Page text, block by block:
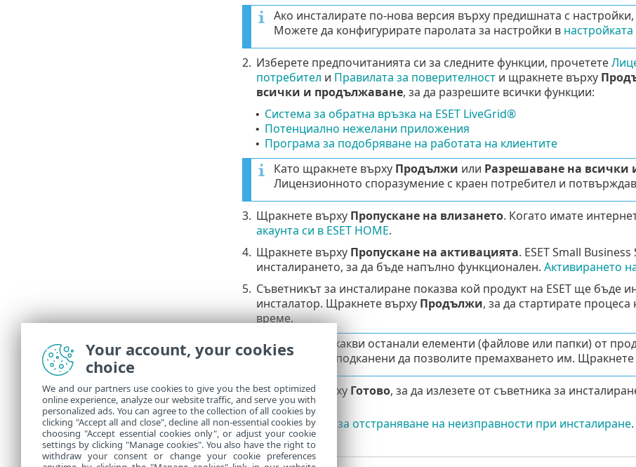
Ако инсталирате по-нова версия върху предишната с
Можете да конфигурирате паролата за настройки в
2. Изберете предпочитанията си за следните функции, прочетете
потребител и Правилата за поверителности щракнете върху
всички и продължаване, за да разрешите всички функции:
• Система за обратна връзка на ESET LiveGrid®
• Потенциално нежелани приложения
• Програма за подобряване на работата на клиентите
Като щракнете върху Продължи или Разрешаване на всички
Лицензионното споразумение с краен потребител и
3. Щракнете върху Пропускане на влизането. Когато имате
акаунта си в ESET HOME.
4. Щракнете върху Пропускане на активацията. ESET Small
инсталирането, за да бъде напълно функционален. Активирането
5. Съветникът за инсталиране показва кой продукт на ESET ще бъде
инсталатор. Щракнете върху Продължи, за да стартирате
време.
Ако има някакви останали елементи (файлове или папки) от
ще бъдете подканени да позволите премахването им. Щракнете
6. Щракнете върху Готово, за да излезете от съветника за
Инструмент за отстраняване на неизправности при инсталиране.
Your account, your cookies
choice
We and our partners use cookies to give you the best optimized
online experience, analyze our website traffic, and serve you with
personalized ads. You can agree to the collection of all cookies by
clicking "Accept all and close", decline all non-essential cookies by
choosing "Accept essential cookies only", or adjust your cookie
settings by clicking "Manage cookies". You also have the right to
withdraw your consent or change your cookie preferences